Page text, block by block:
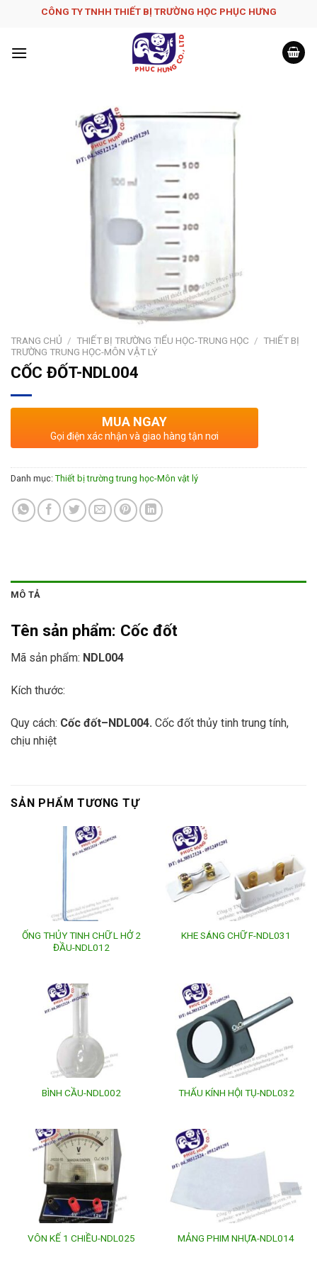
CÔNG TY TNHH THIẾT BỊ TRƯỜNG HỌC PHỤC H­ƯNG
TRANG CHỦ / THIẾT BỊ TRƯỜNG TIỂU HỌC-TRUNG HỌC / THIẾT BỊ
TRƯỜNG TRUNG HỌC-MÔN VẬT LÝ
CỐC ĐỐT-NDL004
MUA NGAY
Gọi điện xác nhận và giao hàng tận nơi
Danh mục: Thiết bị trường trung học-Môn vật lý
MÔ TẢ
Tên sản phẩm: Cốc đốt
Mã sản phẩm: NDL004
Kích thước:
Quy cách: Cốc đốt–NDL004. Cốc đốt thủy tinh trung tính,
chịu nhiệt
SẢN PHẨM TƯƠNG TỰ
ỐNG THỦY TINH CHỮ L HỞ 2
ĐẦU-NDL012
KHE SÁNG CHỮ F-NDL031
BÌNH CẦU-NDL002 THẤU KÍNH HỘI TỤ-NDL032
VÔN KẾ 1 CHIỀU-NDL025 MẢNG PHIM NHỰA-NDL014